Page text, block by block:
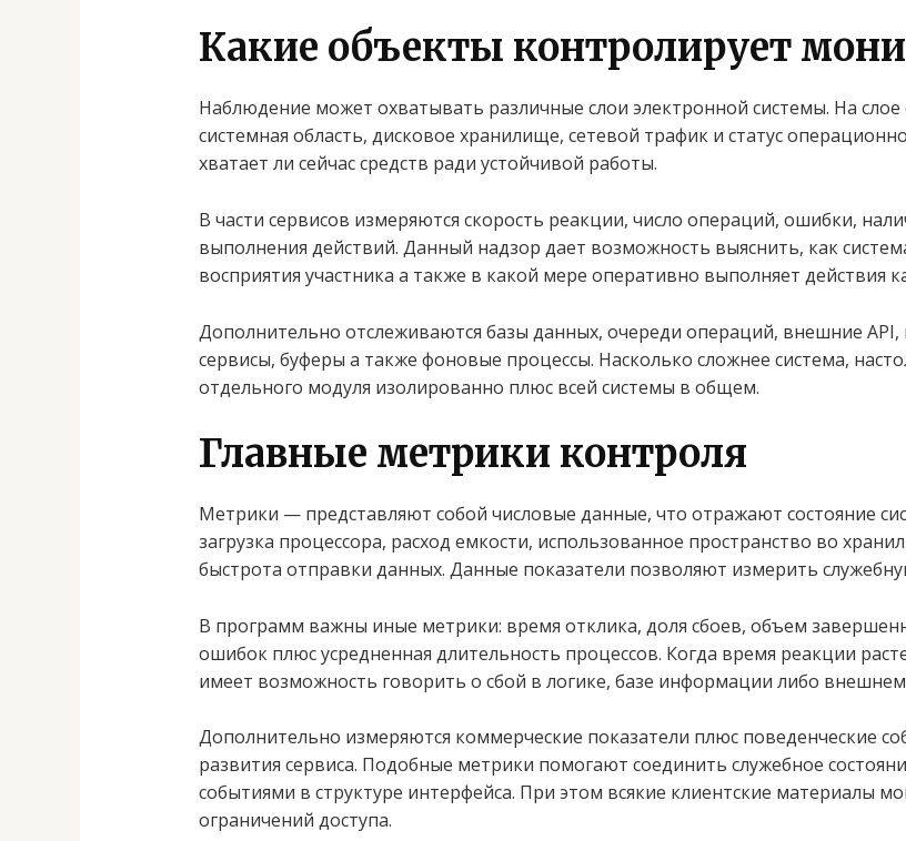
Какие объекты контролирует
Наблюдение может охватывать различные слои электронной системы. На
системная область, дисковое хранилище, сетевой трафик и статус
хватает ли сейчас средств ради устойчивой работы.
В части сервисов измеряются скорость реакции, число операций, ошибки,
выполнения действий. Данный надзор дает возможность выяснить, как
восприятия участника а также в какой мере оперативно выполняет действия
Дополнительно отслеживаются базы данных, очереди операций, внешние
сервисы, буферы а также фоновые процессы. Насколько сложнее система,
отдельного модуля изолированно плюс всей системы в общем.
Главные метрики контроля
Метрики — представляют собой числовые данные, что отражают состояние
загрузка процессора, расход емкости, использованное пространство во
быстрота отправки данных. Данные показатели позволяют измерить
В программ важны иные метрики: время отклика, доля сбоев, объем
ошибок плюс усредненная длительность процессов. Когда время реакции
имеет возможность говорить о сбой в логике, базе информации либо
Дополнительно измеряются коммерческие показатели плюс поведенческие
развития сервиса. Подобные метрики помогают соединить служебное
событиями в структуре интерфейса. При этом всякие клиентские материалы
ограничений доступа.